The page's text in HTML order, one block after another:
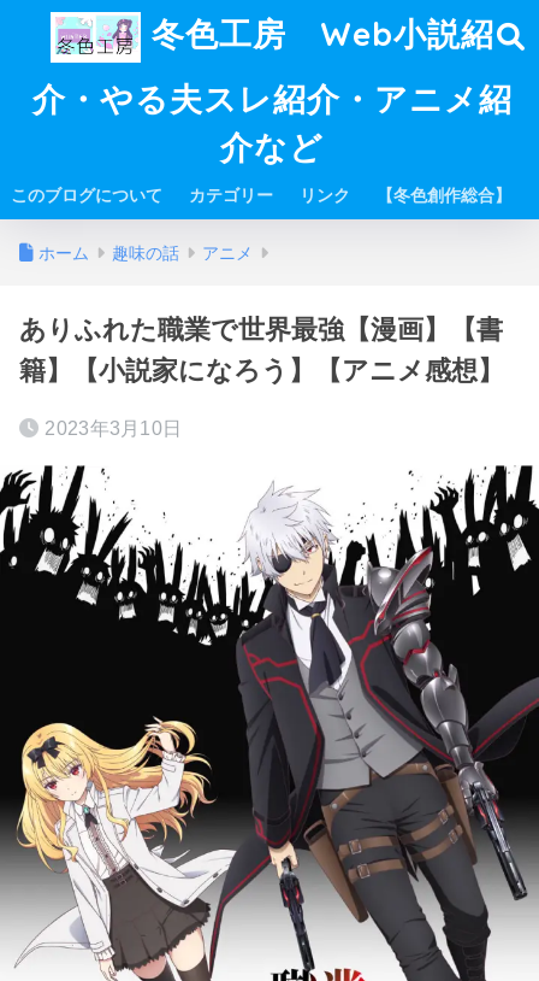
冬色工房 Web小説紹
介・やる夫スレ紹介・アニメ紹
介など
このブログについて カテゴリー リンク 【冬色創作総合】
ホーム 趣味の話 アニメ
ありふれた職業で世界最強【漫画】【書
籍】【小説家になろう】【アニメ感想】
2023年3月10日